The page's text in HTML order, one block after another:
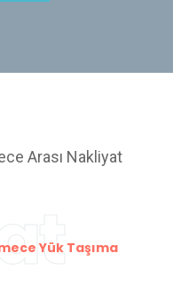
Yük Taşıma